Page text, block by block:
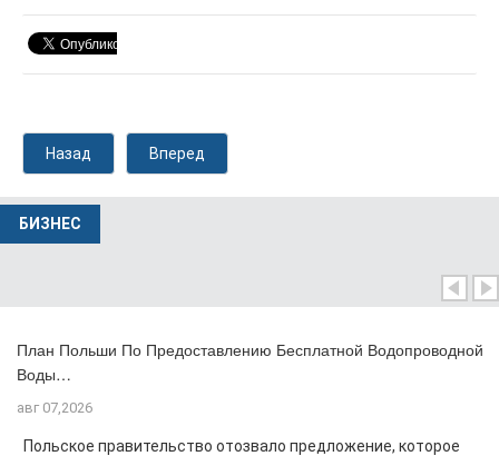
Назад Вперед
БИЗНЕС
План Польши По Предоставлению Бесплатной Водопроводной
Воды…
авг 07,2026
Польское правительство отозвало предложение, которое